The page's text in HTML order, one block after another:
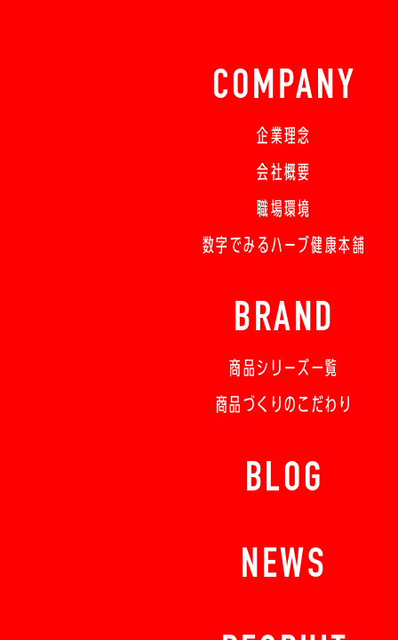
COMPANY
企業理念
会社概要
職場環境
数字でみるハーブ健康本舗
BRAND
商品シリーズ一覧
商品づくりのこだわり
BLOG
NEWS